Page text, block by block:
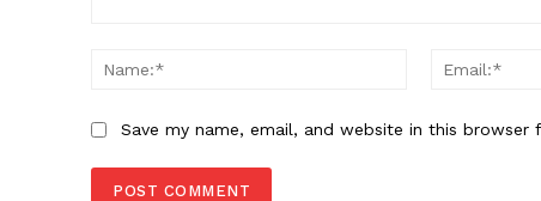
Name:*
Save my name, email, and website in this